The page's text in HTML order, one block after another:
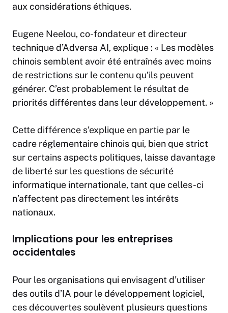
aux considérations éthiques.
Eugene Neelou, co-fondateur et directeur
technique d’Adversa AI, explique : « Les modèles
chinois semblent avoir été entraînés avec moins
de restrictions sur le contenu qu’ils peuvent
générer. C’est probablement le résultat de
priorités différentes dans leur développement. »
Cette différence s’explique en partie par le
cadre réglementaire chinois qui, bien que strict
sur certains aspects politiques, laisse davantage
de liberté sur les questions de sécurité
informatique internationale, tant que celles-ci
n’affectent pas directement les intérêts
nationaux.
Implications pour les entreprises
occidentales
Pour les organisations qui envisagent d’utiliser
des outils d’IA pour le développement logiciel,
ces découvertes soulèvent plusieurs questions